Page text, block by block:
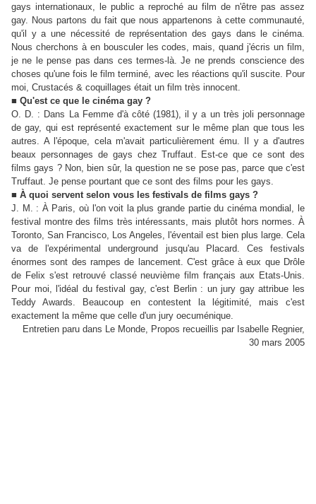
gays internationaux, le public a reproché au film de n'être pas assez
gay. Nous partons du fait que nous appartenons à cette communauté,
qu'il y a une nécessité de représentation des gays dans le cinéma.
Nous cherchons à en bousculer les codes, mais, quand j'écris un film,
je ne le pense pas dans ces termes-là. Je ne prends conscience des
choses qu'une fois le film terminé, avec les réactions qu'il suscite. Pour
moi, Crustacés & coquillages était un film très innocent.
■ Qu'est ce que le cinéma gay ?
O. D. : Dans La Femme d'à côté (1981), il y a un très joli personnage
de gay, qui est représenté exactement sur le même plan que tous les
autres. A l'époque, cela m'avait particulièrement ému. Il y a d'autres
beaux personnages de gays chez Truffaut. Est-ce que ce sont des
films gays ? Non, bien sûr, la question ne se pose pas, parce que c'est
Truffaut. Je pense pourtant que ce sont des films pour les gays.
■ À quoi servent selon vous les festivals de films gays ?
J. M. : À Paris, où l'on voit la plus grande partie du cinéma mondial, le
festival montre des films très intéressants, mais plutôt hors normes. À
Toronto, San Francisco, Los Angeles, l'éventail est bien plus large. Cela
va de l'expérimental underground jusqu'au Placard. Ces festivals
énormes sont des rampes de lancement. C'est grâce à eux que Drôle
de Felix s'est retrouvé classé neuvième film français aux Etats-Unis.
Pour moi, l'idéal du festival gay, c'est Berlin : un jury gay attribue les
Teddy Awards. Beaucoup en contestent la légitimité, mais c'est
exactement la même que celle d'un jury oecuménique.
Entretien paru dans Le Monde, Propos recueillis par Isabelle Regnier,
30 mars 2005